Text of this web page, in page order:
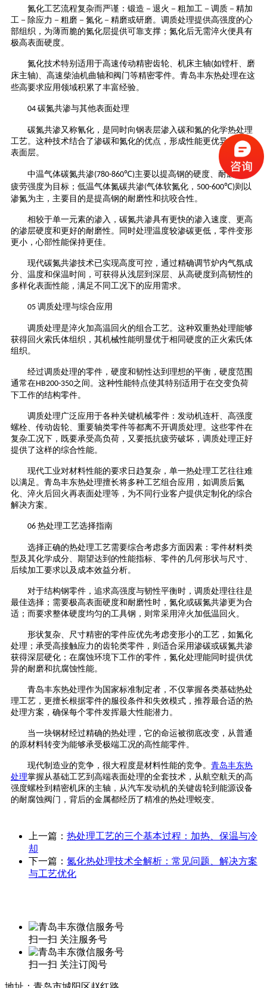
氮化工艺流程复杂而严谨：锻造－退火－粗加工－调质－精加
工－除应力－粗磨－氮化－精磨或研磨。调质处理提供高强度的心
部组织，为薄而脆的氮化层提供可靠支撑；氮化后无需淬火便具有
极高表面硬度。
氮化技术特别适用于高速传动精密齿轮、机床主轴(如镗杆、磨
床主轴)、高速柴油机曲轴和阀门等精密零件。青岛丰东热处理在这
些高要求应用领域积累了丰富经验。
04 碳氮共渗与其他表面处理
碳氮共渗又称氰化，是同时向钢表层渗入碳和氮的化学热处理
工艺。这种技术结合了渗碳和氮化的优点，形成性能更优异的复合
表面层。
中温气体碳氮共渗(780-860℃)主要以提高钢的硬度、耐磨性和
疲劳强度为目标；低温气体氮碳共渗(气体软氮化， 500-600℃)则以
渗氮为主，主要目的是提高钢的耐磨性和抗咬合性。
相较于单一元素的渗入，碳氮共渗具有更快的渗入速度、更高
的渗层硬度和更好的耐磨性。同时处理温度较渗碳更低，零件变形
更小，心部性能保持更佳。
现代碳氮共渗技术已实现高度可控，通过精确调节炉内气氛成
分、温度和保温时间，可获得从浅层到深层、从高硬度到高韧性的
多样化表面性能，满足不同工况下的应用需求。
05 调质处理与综合应用
调质处理是淬火加高温回火的组合工艺。这种双重热处理能够
获得回火索氏体组织，其机械性能明显优于相同硬度的正火索氏体
组织。
经过调质处理的零件，硬度和韧性达到理想的平衡，硬度范围
通常在HB200-350之间。这种性能特点使其特别适用于在交变负荷
下工作的结构零件。
调质处理广泛应用于各种关键机械零件：发动机连杆、高强度
螺栓、传动齿轮、重要轴类零件等都离不开调质处理。这些零件在
复杂工况下，既要承受高负荷，又要抵抗疲劳破坏，调质处理正好
提供了这样的综合性能。
现代工业对材料性能的要求日趋复杂，单一热处理工艺往往难
以满足。青岛丰东热处理擅长将多种工艺组合应用，如调质后氮
化、淬火后回火再表面处理等，为不同行业客户提供定制化的综合
解决方案。
06 热处理工艺选择指南
选择正确的热处理工艺需要综合考虑多方面因素：零件材料类
型及其化学成分、期望达到的性能指标、零件的几何形状与尺寸、
后续加工要求以及成本效益分析。
对于结构钢零件，追求高强度与韧性平衡时，调质处理往往是
最佳选择；需要极高表面硬度和耐磨性时，氮化或碳氮共渗更为合
适；而要求整体硬度均匀的工具钢，则常采用淬火加低温回火。
形状复杂、尺寸精密的零件应优先考虑变形小的工艺，如氮化
处理；承受高接触应力的齿轮类零件，则适合采用渗碳或碳氮共渗
获得深层硬化；在腐蚀环境下工作的零件，氮化处理能同时提供优
异的耐磨和抗腐蚀性能。
青岛丰东热处理作为国家标准制定者，不仅掌握各类基础热处
理工艺，更擅长根据零件的服役条件和失效模式，推荐最合适的热
处理方案，确保每个零件发挥最大性能潜力。
当一块钢材经过精确的热处理，它的命运被彻底改变，从普通
的原材料转变为能够承受极端工况的高性能零件。
现代制造业的竞争，很大程度是材料性能的竞争。 青岛丰东热
处理掌握从基础工艺到高端表面处理的全套技术，从航空航天的高
强度螺栓到精密机床的主轴，从汽车发动机的关键齿轮到能源设备
的耐腐蚀阀门，背后的金属都经历了精准的热处理蜕变。
上一篇： 热处理工艺的三个基本过程：加热、保温与冷
却
下一篇： 氮化热处理技术全解析：常见问题、解决方案
与工艺优化
扫一扫 关注服务号
扫一扫 关注订阅号